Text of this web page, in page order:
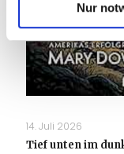
Nur
14. Juli 2026
Tief unten im